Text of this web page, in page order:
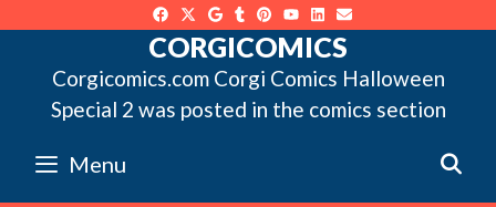
content
CORGICOMICS
Corgicomics.com Corgi Comics Halloween
Special 2 was posted in the comics section
Menu